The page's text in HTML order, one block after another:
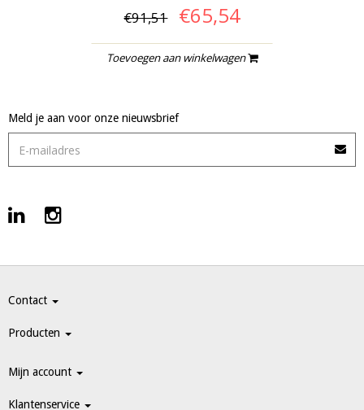
€91,51 €65,54
Toevoegen aan winkelwagen
Meld je aan voor onze nieuwsbrief
Contact
Producten
Mijn account
Klantenservice